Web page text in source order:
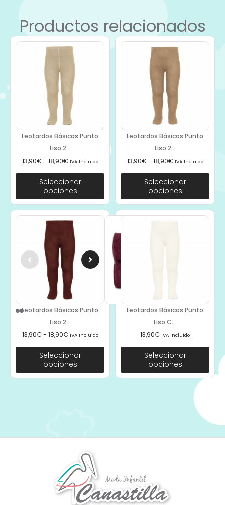
Productos relacionados
Leotardos Básicos Punto
Liso 2...
13,90€ - 18,90€ IVA Incluido
Seleccionar
opciones
Leotardos Básicos Punto
Liso 2...
13,90€ - 18,90€ IVA Incluido
Seleccionar
opciones
Leotardos Básicos Punto
Liso 2...
13,90€ - 18,90€ IVA Incluido
Seleccionar
opciones
Leotardos Básicos Punto
Liso C...
13,90€ IVA Incluido
Seleccionar
opciones